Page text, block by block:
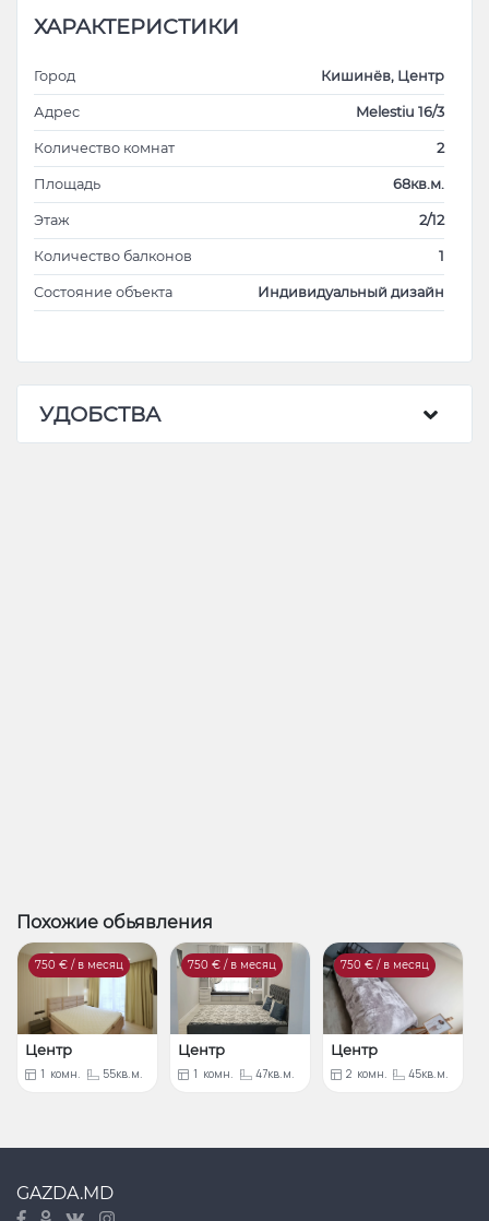
ХАРАКТЕРИСТИКИ
Город Кишинёв, Центр
Адрес Melestiu 16/3
Количество комнат 2
Площадь 68кв.м.
Этаж 2/12
Количество балконов 1
Cостояние объекта Индивидуальный дизайн
УДОБСТВА
Похожие обьявления
750 € / в месяц
Центр
1 комн. 55кв.м.
750 € / в месяц
Центр
1 комн. 47кв.м.
750 € / в месяц
Центр
2 комн. 45кв.м.
GAZDA.MD